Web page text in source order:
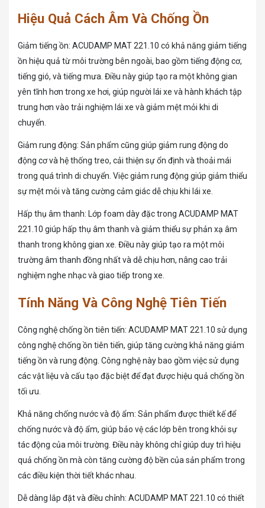
Hiệu Quả Cách Âm Và Chống Ồn
Giảm tiếng ồn: ACUDAMP MAT 221.10 có khả năng giảm tiếng
ồn hiệu quả từ môi trường bên ngoài, bao gồm tiếng động cơ,
tiếng gió, và tiếng mưa. Điều này giúp tạo ra một không gian
yên tĩnh hơn trong xe hơi, giúp người lái xe và hành khách tập
trung hơn vào trải nghiệm lái xe và giảm mệt mỏi khi di
chuyển.
Giảm rung động: Sản phẩm cũng giúp giảm rung động do
động cơ và hệ thống treo, cải thiện sự ổn định và thoải mái
trong quá trình di chuyển. Việc giảm rung động giúp giảm thiểu
sự mệt mỏi và tăng cường cảm giác dễ chịu khi lái xe.
Hấp thụ âm thanh: Lớp foam dày đặc trong ACUDAMP MAT
221.10 giúp hấp thụ âm thanh và giảm thiểu sự phản xạ âm
thanh trong không gian xe. Điều này giúp tạo ra một môi
trường âm thanh đồng nhất và dễ chịu hơn, nâng cao trải
nghiệm nghe nhạc và giao tiếp trong xe.
Tính Năng Và Công Nghệ Tiên Tiến
Công nghệ chống ồn tiên tiến: ACUDAMP MAT 221.10 sử dụng
công nghệ chống ồn tiên tiến, giúp tăng cường khả năng giảm
tiếng ồn và rung động. Công nghệ này bao gồm việc sử dụng
các vật liệu và cấu tạo đặc biệt để đạt được hiệu quả chống ồn
tối ưu.
Khả năng chống nước và độ ẩm: Sản phẩm được thiết kế để
chống nước và độ ẩm, giúp bảo vệ các lớp bên trong khỏi sự
tác động của môi trường. Điều này không chỉ giúp duy trì hiệu
quả chống ồn mà còn tăng cường độ bền của sản phẩm trong
các điều kiện thời tiết khác nhau.
Dễ dàng lắp đặt và điều chỉnh: ACUDAMP MAT 221.10 có thiết